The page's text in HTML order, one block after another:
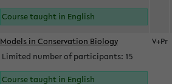
Course taught in English
Models in Conservation Biology
Limited number of participants: 15
Course taught in English
V+Pr